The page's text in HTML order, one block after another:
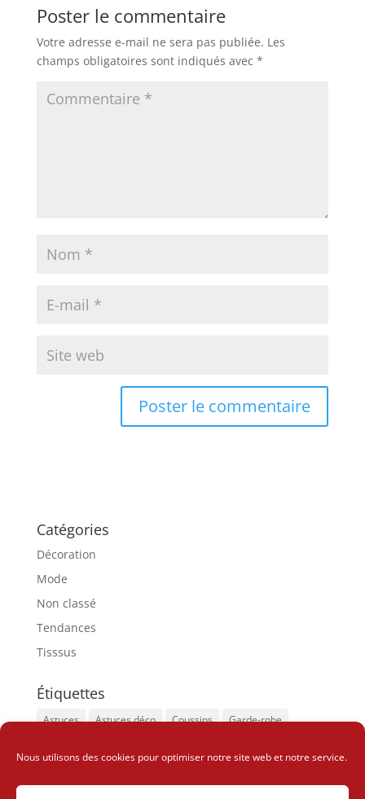
Nous utilisons des cookies pour optimiser notre site web et notre service.
Poster le commentaire
Votre adresse e-mail ne sera pas publiée. Les
champs obligatoires sont indiqués avec *
Catégories
Décoration
Mode
Non classé
Tendances
Tisssus
Étiquettes
Astuces Astuces déco Coussins
Garde-robe